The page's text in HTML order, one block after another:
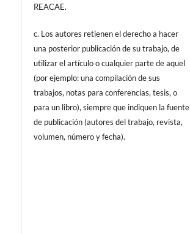
REACAE.
c. Los autores retienen el derecho a hacer
una posterior publicación de su trabajo, de
utilizar el artículo o cualquier parte de aquel
(por ejemplo: una compilación de sus
trabajos, notas para conferencias, tesis, o
para un libro), siempre que indiquen la fuente
de publicación (autores del trabajo, revista,
volumen, número y fecha).